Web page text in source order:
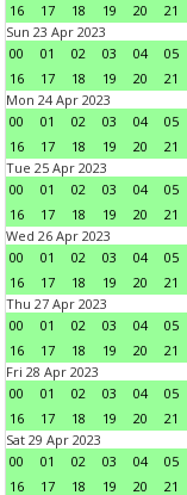
16
17 18 19 20 21
Sun 23 Apr 2023
00
01 02 03 04 05
16
17 18 19 20 21
Mon 24 Apr 2023
00
01 02 03 04 05
16
17 18 19 20 21
Tue 25 Apr 2023
00
01 02 03 04 05
16
17 18 19 20 21
Wed 26 Apr 2023
00
01 02 03 04 05
16
17 18 19 20 21
Thu 27 Apr 2023
00
01 02 03 04 05
16
17 18 19 20 21
Fri 28 Apr 2023
00
01 02 03 04 05
16
17 18 19 20 21
Sat 29 Apr 2023
00
01 02 03 04 05
16
17 18 19 20 21